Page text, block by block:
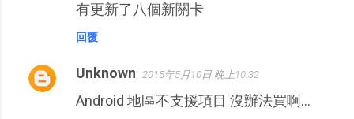
有更新了八個新關卡
回覆
Unknown 2015年5月10日 晚上10:32
Android 地區不支援項目 沒辦法買啊…